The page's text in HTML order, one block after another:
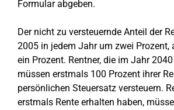
Formular abgeben.
Der nicht zu versteuernde Anteil der
2005 in jedem Jahr um zwei Prozent,
ein Prozent. Rentner, die im Jahr
müssen erstmals 100 Prozent ihrer
persönlichen Steuersatz versteuern.
erstmals Rente erhalten haben,